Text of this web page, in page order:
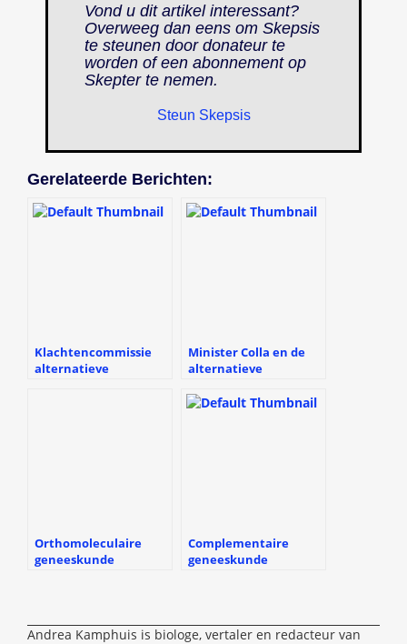
Vond u dit artikel interessant?
Overweeg dan eens om Skepsis
te steunen door donateur te
worden of een abonnement op
Skepterte nemen.
Steun Skepsis
Gerelateerde Berichten:
Klachtencommissie
alternatieve
Minister Colla en de
alternatieve
Orthomoleculaire
geneeskunde
Complementaire
geneeskunde
Andrea Kamphuis is biologe, vertaler en redacteur van